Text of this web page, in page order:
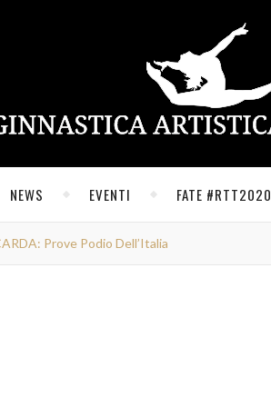
NEWS EVENTI FATE #RTT2020
Prove Podio Dell’Italia